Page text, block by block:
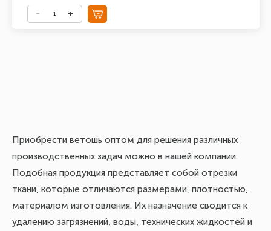
Приобрести ветошь оптом для решения различных
производственных задач можно в нашей компании.
Подобная продукция представляет собой отрезки
ткани, которые отличаются размерами, плотностью,
материалом изготовления. Их назначение сводится к
удалению загрязнений, воды, технических жидкостей и